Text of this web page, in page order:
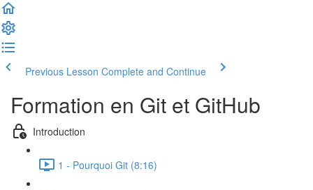
Previous Lesson Complete and Continue
Formation en Git et GitHub
Introduction
1 - Pourquoi Git (8:16)